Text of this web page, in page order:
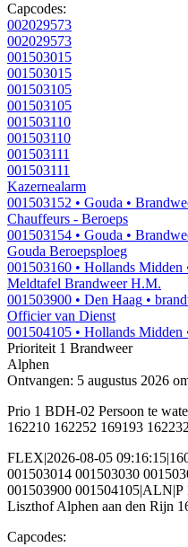
Capcodes:
002029573
002029573
001503015
001503015
001503105
001503105
001503110
001503110
001503111
001503111
Kazernealarm
001503152 • Gouda •
Chauffeurs - Beroeps
001503154 • Gouda •
Gouda Beroepsploeg
001503160 • Hollands Midden
Meldtafel Brandweer H.M.
001503900 • Den Haag •
Officier van Dienst
001504105 • Hollands Midden
Prioriteit 1 Brandweer
Alphen
Ontvangen: 5 augustus 2026
Prio 1 BDH-02 Persoon te
162210 162252 169193 162232
FLEX|2026-08-05
001503014 001503030
001503900
Liszthof Alphen aan den Rijn
Capcodes: